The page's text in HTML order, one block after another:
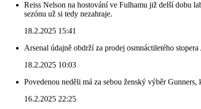
Reiss Nelson na hostování ve Fulhamu již delší dobu
sezónu už si tedy nezahraje.
18.2.2025 15:41
Arsenal údajně obdrží za prodej osmnáctiletého
18.2.2025 10:03
Povedenou neděli má za sebou ženský výběr
16.2.2025 22:25